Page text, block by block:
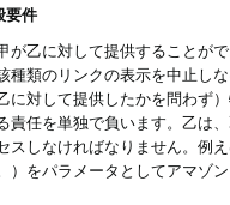
要件
が乙に対して提供することが
種類のリンクの表示を中止し
に対して提供したかを問わず
責任を単独で負います。乙は
スしなければなりません。例
）をパラメータとしてアマゾ